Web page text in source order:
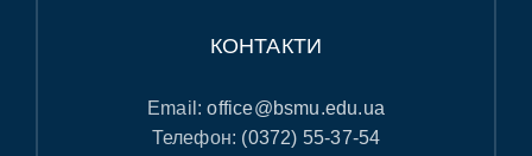
КОНТАКТИ
Email:office@bsmu.edu.ua
Телефон: (0372) 55-37-54